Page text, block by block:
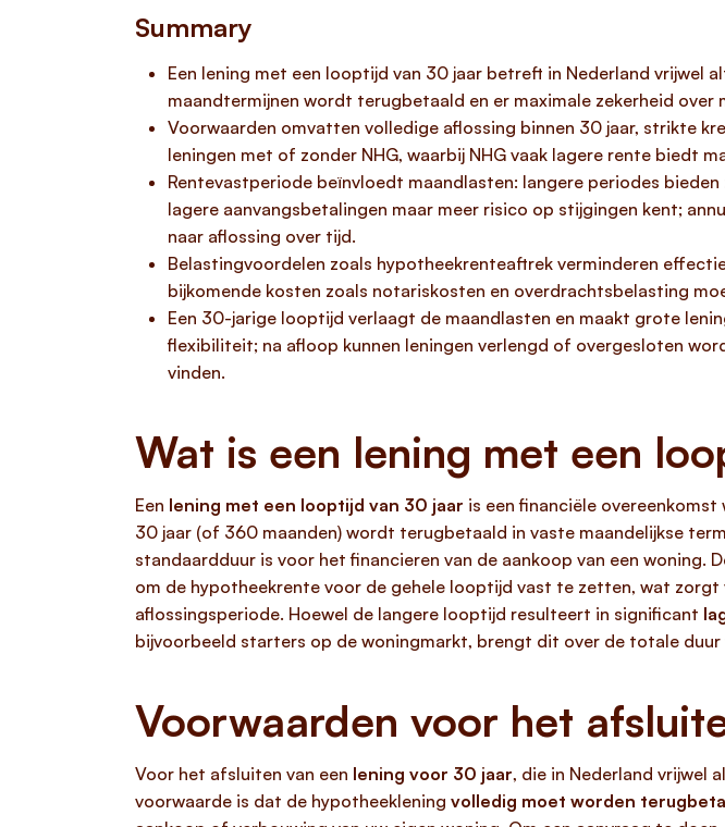
Summary
Een lening met een looptijd van 30 jaar betreft in Nederland vrijwel
maandtermijnen wordt terugbetaald en er maximale zekerheid
Voorwaarden omvatten volledige aflossing binnen 30 jaar, strikte
leningen met of zonder NHG, waarbij NHG vaak lagere rente biedt
Rentevastperiode beïnvloedt maandlasten: langere periodes
lagere aanvangsbetalingen maar meer risico op stijgingen kent;
naar aflossing over tijd.
Belastingvoordelen zoals hypotheekrenteaftrek verminderen
bijkomende kosten zoals notariskosten en overdrachtsbelasting
Een 30-jarige looptijd verlaagt de maandlasten en maakt grote
flexibiliteit; na afloop kunnen leningen verlengd of overgesloten
vinden.
Wat is een lening met een
Een lening met een looptijd van 30 jaar is een financiële
30 jaar (of 360 maanden) wordt terugbetaald in vaste maandelijkse
standaardduur is voor het financieren van de aankoop van een woning.
om de hypotheekrente voor de gehele looptijd vast te zetten, wat zorgt
aflossingsperiode. Hoewel de langere looptijd resulteert in significant
bijvoorbeeld starters op de woningmarkt, brengt dit over de totale
Voorwaarden voor het
Voor het afsluiten van een lening voor 30 jaar, die in Nederland vrijwel
voorwaarde is dat de hypotheeklening volledig moet worden